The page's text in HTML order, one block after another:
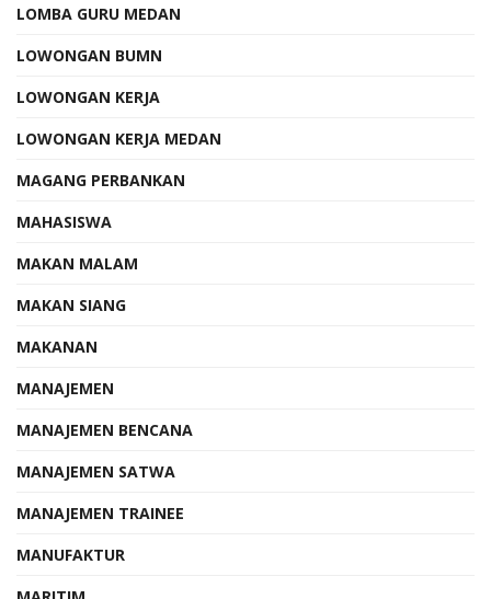
LOMBA GURU MEDAN
LOWONGAN BUMN
LOWONGAN KERJA
LOWONGAN KERJA MEDAN
MAGANG PERBANKAN
MAHASISWA
MAKAN MALAM
MAKAN SIANG
MAKANAN
MANAJEMEN
MANAJEMEN BENCANA
MANAJEMEN SATWA
MANAJEMEN TRAINEE
MANUFAKTUR